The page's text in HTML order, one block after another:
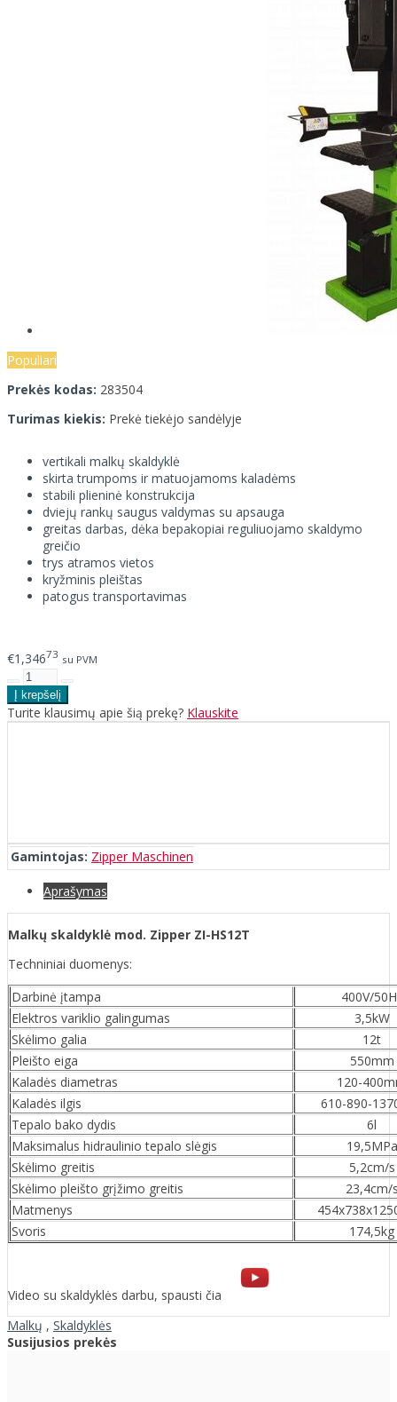
Populiari
Prekės kodas: 283504
Turimas kiekis: Prekė tiekėjo sandėlyje
vertikali malkų skaldyklė
skirta trumpoms ir matuojamoms kaladėms
stabili plieninė konstrukcija
dviejų rankų saugus valdymas su apsauga
greitas darbas, dėka bepakopiai reguliuojamo skaldymo
greičio
trys atramos vietos
kryžminis pleištas
patogus transportavimas
€1,34673 su PVM
Turite klausimų apie šią prekę? Klauskite
Gamintojas: Zipper Maschinen
Aprašymas
Malkų skaldyklė mod. Zipper ZI-HS12T
Techniniai duomenys:
Darbinė įtampa
400V/
Elektros variklio galingumas
3,5kW
Skėlimo galia
12t
Pleišto eiga
550mm
Kaladės diametras
120-
Kaladės ilgis
610-890-
Tepalo bako dydis
6l
Maksimalus hidraulinio tepalo slėgis
19,5MPa
Skėlimo greitis
5,2cm/s
Skėlimo pleišto grįžimo greitis
23,4cm/
Matmenys
Svoris
174,5kg
Video su skaldyklės darbu, spausti čia
Malkų , Skaldyklės
Susijusios prekės